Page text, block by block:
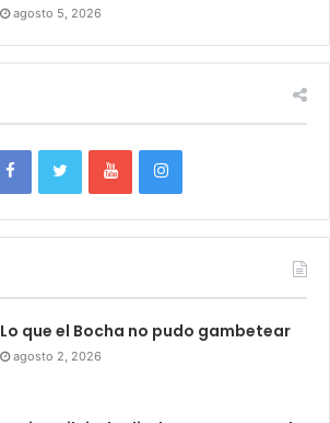
agosto 5, 2026
Lo que el Bocha no pudo gambetear
agosto 2, 2026